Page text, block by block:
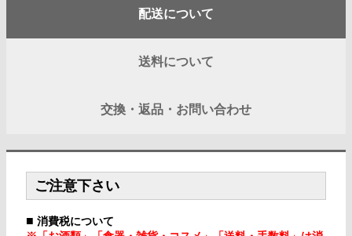
配送について
送料について
交換・返品・お問い合わせ
ご注意下さい
■ 消費税について